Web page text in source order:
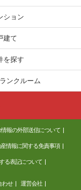
ション
建て
を探す
ンクルーム
報の外部送信について
情報に関する免責事項
る表記について
わせ 運営会社